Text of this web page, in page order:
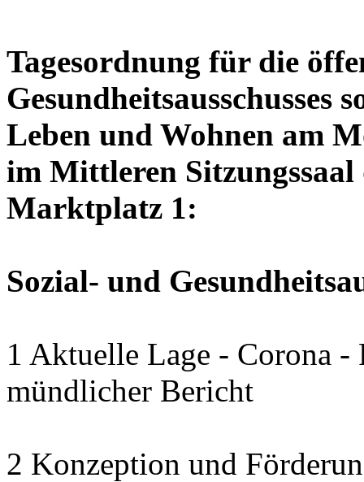
Tagesordnung für die
Gesundheitsausschusses
Leben und Wohnen am
im Mittleren Sitzungssaal
Marktplatz 1:
Sozial- und
1 Aktuelle Lage - Corona
mündlicher Bericht
2 Konzeption und